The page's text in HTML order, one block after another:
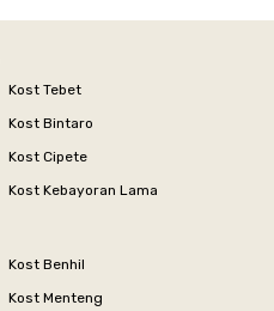
Kost Tebet
Kost Bintaro
Kost Cipete
Kost Kebayoran Lama
Kost Benhil
Kost Menteng